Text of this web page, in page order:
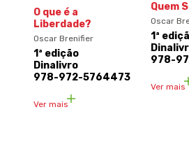
O que é a
Liberdade?
Oscar Brenifier
1ª edição
Dinalivro
978-972-5764473
Ver mais
Quem
Oscar
1ª
978-
Ver mais